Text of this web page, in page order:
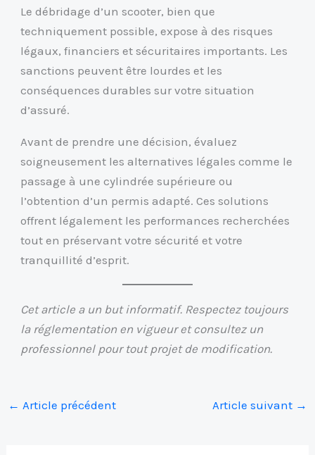
Le débridage d’un scooter, bien que
techniquement possible, expose à des risques
légaux, financiers et sécuritaires importants. Les
sanctions peuvent être lourdes et les
conséquences durables sur votre situation
d’assuré.
Avant de prendre une décision, évaluez
soigneusement les alternatives légales comme le
passage à une cylindrée supérieure ou
l’obtention d’un permis adapté. Ces solutions
offrent légalement les performances recherchées
tout en préservant votre sécurité et votre
tranquillité d’esprit.
Cet article a un but informatif. Respectez toujours
la réglementation en vigueur et consultez un
professionnel pour tout projet de modification.
← Article précédent Article suivant →